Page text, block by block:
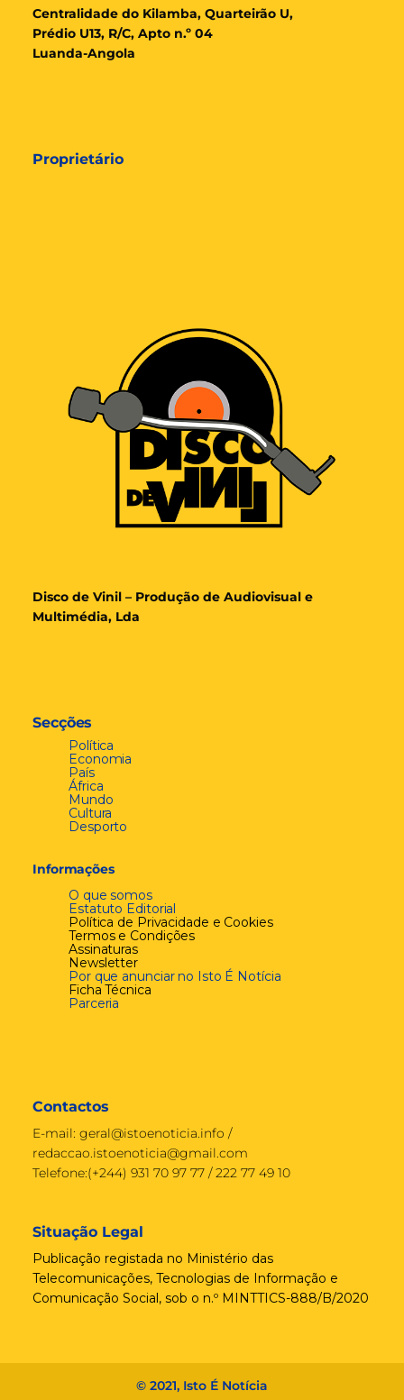
Centralidade do Kilamba, Quarteirão U,
Prédio U13, R/C, Apto n.º 04
Luanda-Angola
Proprietário
Disco de Vinil – Produção de Audiovisual e
Multimédia, Lda
Secções
Política
Economia
País
África
Mundo
Cultura
Desporto
Informações
O que somos
Estatuto Editorial
Política de Privacidade e Cookies
Termos e Condições
Assinaturas
Newsletter
Por que anunciar no Isto É Notícia
Ficha Técnica
Parceria
Contactos
E-mail: geral@istoenoticia.info /
redaccao.istoenoticia@gmail.com
Telefone:(+244) 931 70 97 77 / 222 77 49 10
Situação Legal
Publicação registada no Ministério das
Telecomunicações, Tecnologias de Informação e
Comunicação Social, sob o n.º MINTTICS-888/B/2020
© 2021, Isto É Notícia